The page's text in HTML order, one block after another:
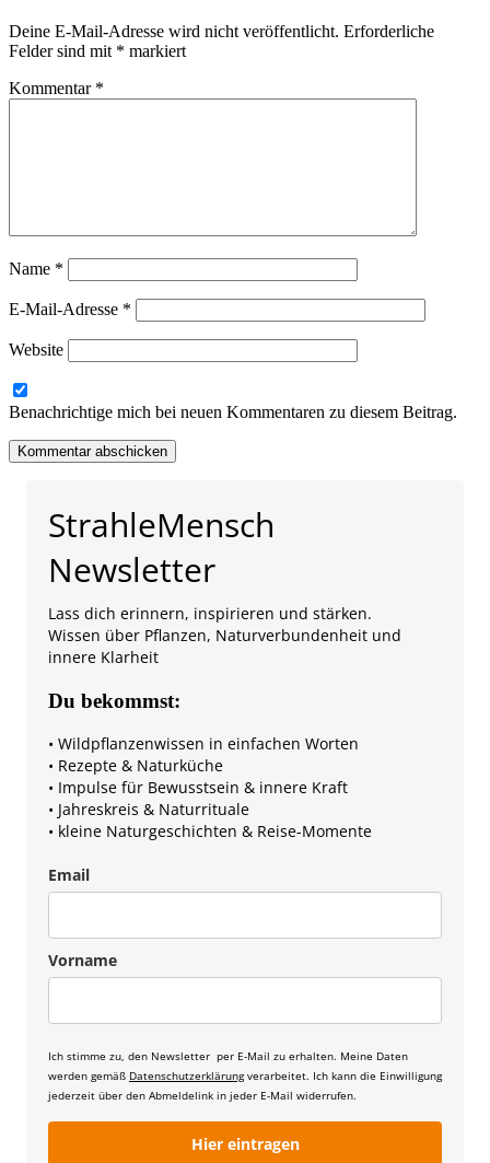
Deine E-Mail-Adresse wird nicht veröffentlicht. Erforderliche
Felder sind mit * markiert
Kommentar *
Name *
E-Mail-Adresse *
Website
Benachrichtige mich bei neuen Kommentaren zu diesem Beitrag.
StrahleMensch
Newsletter
Lass dich erinnern, inspirieren und stärken.
Wissen über Pflanzen, Naturverbundenheit und
innere Klarheit
Du bekommst:
• Wildpflanzenwissen in einfachen Worten
• Rezepte & Naturküche
• Impulse für Bewusstsein & innere Kraft
• Jahreskreis & Naturrituale
• kleine Naturgeschichten & Reise-Momente
Email
Vorname
Ich stimme zu, den Newsletter per E-Mail zu erhalten. Meine Daten
werden gemäß Datenschutzerklärungverarbeitet. Ich kann die Einwilligung
jederzeit über den Abmeldelink in jeder E-Mail widerrufen.
Hier eintragen